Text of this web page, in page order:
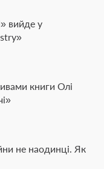
вийде у
книги Олі
не наодинці. Як